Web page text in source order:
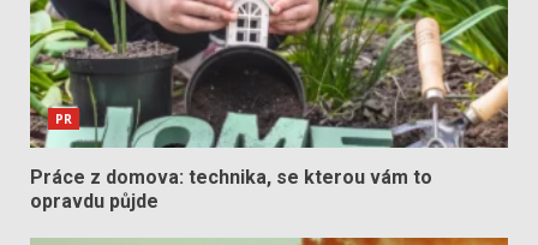
PR
Práce z domova: technika, se kterou vám to
opravdu půjde